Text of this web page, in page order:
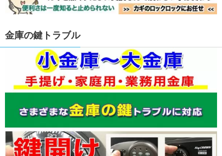
金庫の鍵トラブル